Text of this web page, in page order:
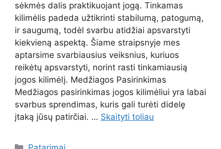
sėkmės dalis praktikuojant jogą. Tinkamas
kilimėlis padeda užtikrinti stabilumą, patogumą,
ir saugumą, todėl svarbu atidžiai apsvarstyti
kiekvieną aspektą. Šiame straipsnyje mes
aptarsime svarbiausius veiksnius, kuriuos
reikėtų apsvarstyti, norint rasti tinkamiausią
jogos kilimėlį. Medžiagos Pasirinkimas
Medžiagos pasirinkimas jogos kilimėliui yra labai
svarbus sprendimas, kuris gali turėti didelę
įtaką jūsų patirčiai. … Skaityti toliau
Kategorijos